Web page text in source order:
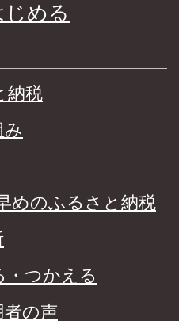
める
納税
み
めのふるさと納税
・つかえる
の声